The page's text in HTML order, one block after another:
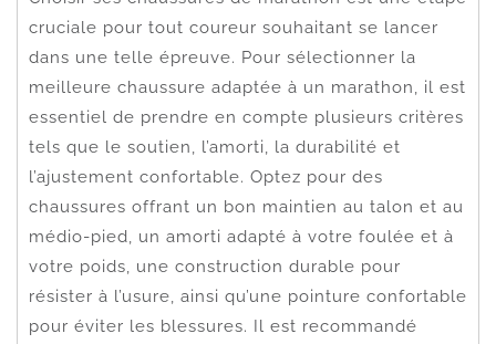
cruciale pour tout coureur souhaitant se lancer
dans une telle épreuve. Pour sélectionner la
meilleure chaussure adaptée à un marathon, il est
essentiel de prendre en compte plusieurs critères
tels que le soutien, l’amorti, la durabilité et
l’ajustement confortable. Optez pour des
chaussures offrant un bon maintien au talon et au
médio-pied, un amorti adapté à votre foulée et à
votre poids, une construction durable pour
résister à l’usure, ainsi qu’une pointure confortable
pour éviter les blessures. Il est recommandé